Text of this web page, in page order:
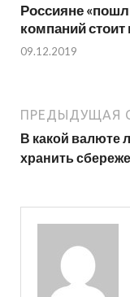
Россияне
компаний
09.12.2019
ПРЕДЫДУЩАЯ
В какой валюте
хранить